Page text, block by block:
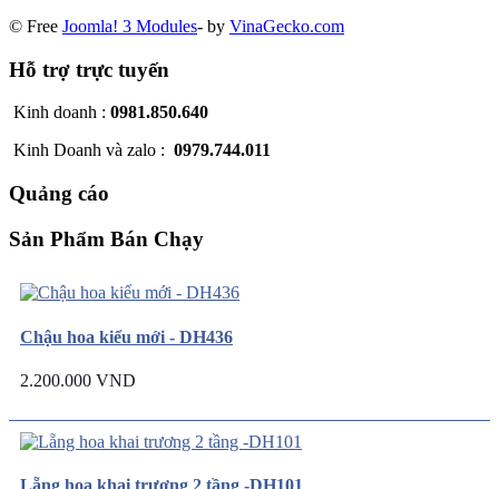
© Free Joomla! 3 Modules- by VinaGecko.com
Hỗ trợ trực tuyến
Kinh doanh : 0981.850.640
Kinh Doanh và zalo : 0979.744.011
Quảng cáo
Sản Phẩm Bán Chạy
Chậu hoa kiểu mới - DH436
2.200.000 VND